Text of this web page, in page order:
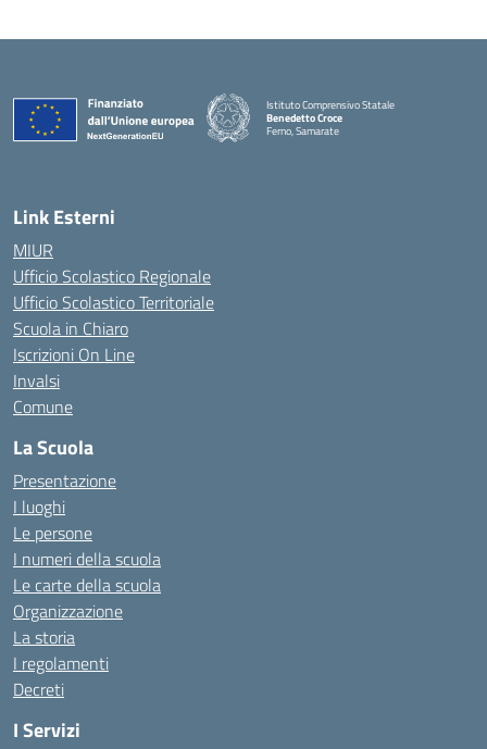
Istituto Comprensivo Statale
Benedetto Croce
Ferno, Samarate
Link Esterni
MIUR
Ufficio Scolastico Regionale
Ufficio Scolastico Territoriale
Scuola in Chiaro
Iscrizioni On Line
Invalsi
Comune
La Scuola
Presentazione
I luoghi
Le persone
I numeri della scuola
Le carte della scuola
Organizzazione
La storia
I regolamenti
Decreti
I Servizi